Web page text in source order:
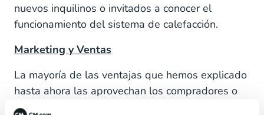
nuevos inquilinos o invitados a conocer el
funcionamiento del sistema de calefacción.
Marketing y Ventas
La mayoría de las ventajas que hemos explicado
hasta ahora las aprovechan los compradores o
inquilinos, pero la proptech también beneficia a